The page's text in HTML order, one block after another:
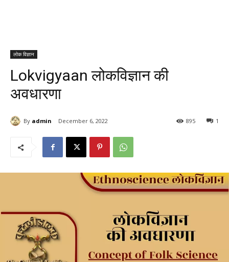
लोक विज्ञान
Lokvigyaan लोकविज्ञान की
अवधारणा
By admin December 6, 2022 1
895